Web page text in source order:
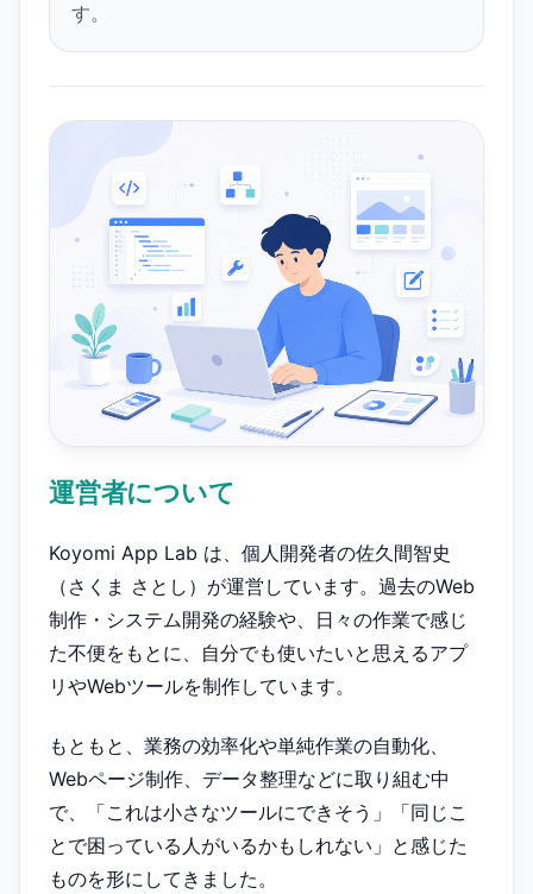
す。
運営者について
Koyomi App Lab は、個人開発者の佐久間智史
（さくま さとし）が運営しています。過去のWeb
制作・システム開発の経験や、日々の作業で感じ
た不便をもとに、自分でも使いたいと思えるアプ
リやWebツールを制作しています。
もともと、業務の効率化や単純作業の自動化、
Webページ制作、データ整理などに取り組む中
で、「これは小さなツールにできそう」「同じこ
とで困っている人がいるかもしれない」と感じた
ものを形にしてきました。